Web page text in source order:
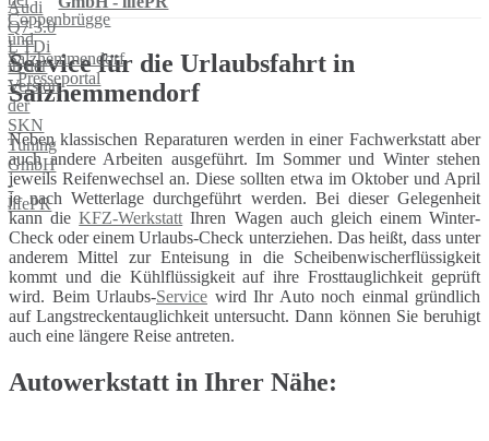
Service für die Urlaubsfahrt in
Salzhemmendorf
Neben klassischen Reparaturen werden in einer Fachwerkstatt aber
auch andere Arbeiten ausgeführt. Im Sommer und Winter stehen
jeweils Reifenwechsel an. Diese sollten etwa im Oktober und April
je nach Wetterlage durchgeführt werden. Bei dieser Gelegenheit
kann dieKFZ-Werkstatt Ihren Wagen auch gleich einem Winter-
Check oder einem Urlaubs-Check unterziehen. Das heißt, dass unter
anderem Mittel zur Enteisung in die Scheibenwischerflüssigkeit
kommt und die Kühlflüssigkeit auf ihre Frosttauglichkeit geprüft
wird. Beim Urlaubs-Service wird Ihr Auto noch einmal gründlich
auf Langstreckentauglichkeit untersucht. Dann können Sie beruhigt
auch eine längere Reise antreten.
Autowerkstatt in Ihrer Nähe: